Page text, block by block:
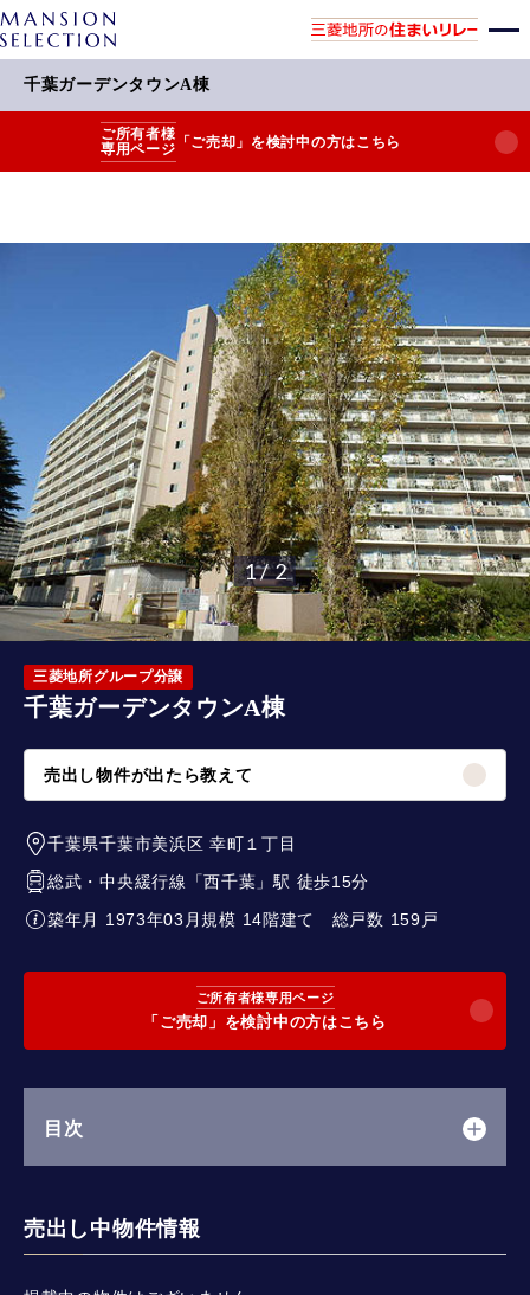
千葉ガーデンタウンA棟
ご所有者様
専用ページ 「ご売却」を検討中の方はこちら
1 / 2
三菱地所グループ分譲
千葉ガーデンタウンA棟
売出し物件が出たら教えて
千葉県千葉市美浜区 幸町１丁目
総武・中央緩行線
「西千葉 」駅 徒歩15分
築年月 1973年03月規模 14階建て 総戸数 159戸
ご所有者様専用ページ
「ご売却」を検討中の方はこちら
目次
売出し中物件情報